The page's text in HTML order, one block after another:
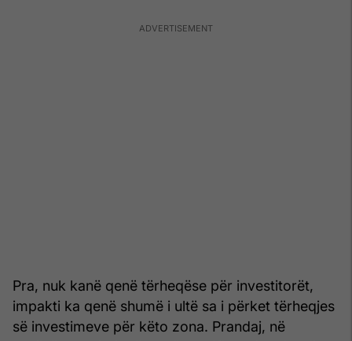
Pra, nuk kanë qenë tërheqëse për investitorët,
impakti ka qenë shumë i ultë sa i përket tërheqjes
së investimeve për këto zona. Prandaj, në